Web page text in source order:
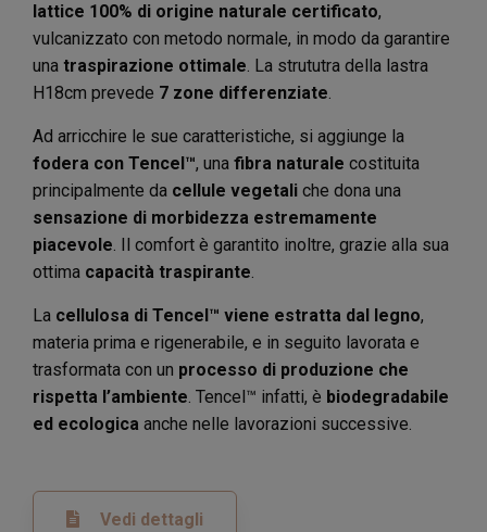
lattice 100% di origine naturale certificato,
vulcanizzato con metodo normale, in modo da garantire
una traspirazione ottimale. La strututra della lastra
H18cm prevede 7 zone differenziate.
Ad arricchire le sue caratteristiche, si aggiunge la
fodera con Tencel™, una fibra naturale costituita
principalmente da cellule vegetali che dona una
sensazione di morbidezza estremamente
piacevole. Il comfort è garantito inoltre, grazie alla sua
ottima capacità traspirante.
La cellulosa di Tencel™ viene estratta dal legno,
materia prima e rigenerabile, e in seguito lavorata e
trasformata con un processo di produzione che
rispetta l’ambiente. Tencel™ infatti, è biodegradabile
ed ecologica anche nelle lavorazioni successive.
Vedi dettagli